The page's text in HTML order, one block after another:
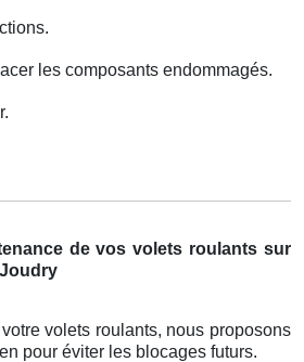
les composants endommagés.
de vos volets roulants sur
volets roulants, nous proposons
pour éviter les blocages futurs.